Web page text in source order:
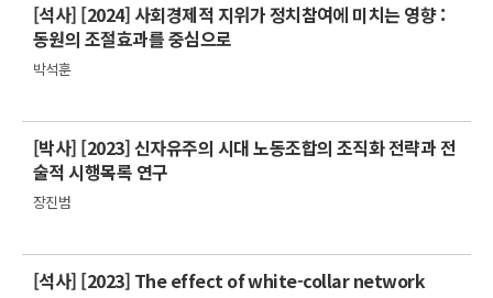
[석사] [2024] 사회경제적 지위가 정치참여에 미치는 영향 :
동원의 조절효과를 중심으로
박석훈
[박사] [2023] 신자유주의 시대 노동조합의 조직화 전략과 전
술적 시행목록 연구
장진범
[석사] [2023] The effect of white-collar network